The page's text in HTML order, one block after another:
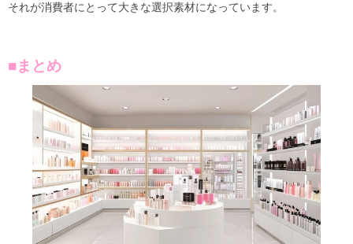
それが消費者にとって大きな選択素材になっています。
■まとめ